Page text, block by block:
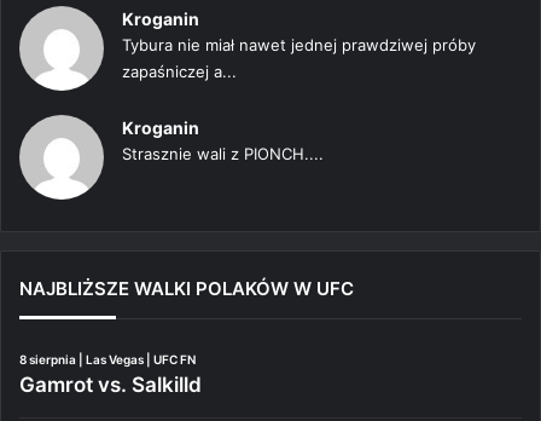
Kroganin
Tybura nie miał nawet jednej prawdziwej próby
zapaśniczej a...
Kroganin
Strasznie wali z PIONCH....
NAJBLIŻSZE WALKI POLAKÓW W UFC
8 sierpnia | Las Vegas | UFC FN
Gamrot vs. Salkilld